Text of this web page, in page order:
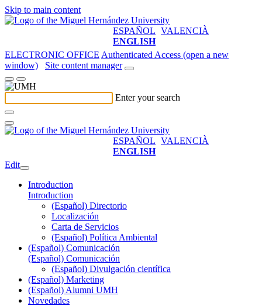
Skip to main content
ESPAÑOL VALENCIÀ
ENGLISH
ELECTRONIC OFFICE Authenticated Access (open a new
window)
Site content manager
Enter your search
ESPAÑOL VALENCIÀ
ENGLISH
Edit
Introduction
Introduction
(Español) Directorio
Localización
Carta de Servicios
(Español) Política Ambiental
(Español) Comunicación
(Español) Comunicación
(Español) Divulgación científica
(Español) Marketing
(Español) Alumni UMH
Novedades